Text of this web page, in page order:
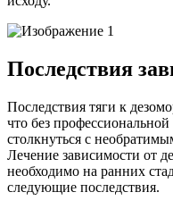
Последствия
Последствия тяги к
что без
столкнуться с
Лечение зависимости от
необходимо на ранних
следующие последствия.